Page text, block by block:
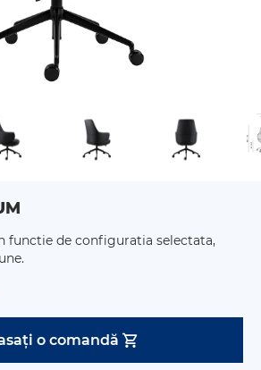
functie de configuratia selectata,
o comandă